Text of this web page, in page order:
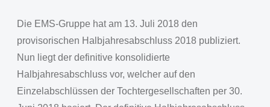
Die EMS-Gruppe hat am 13. Juli 2018 den
provisorischen Halbjahresabschluss 2018 publiziert.
Nun liegt der definitive konsolidierte
Halbjahresabschluss vor, welcher auf den
Einzelabschlüssen der Tochtergesellschaften per 30.